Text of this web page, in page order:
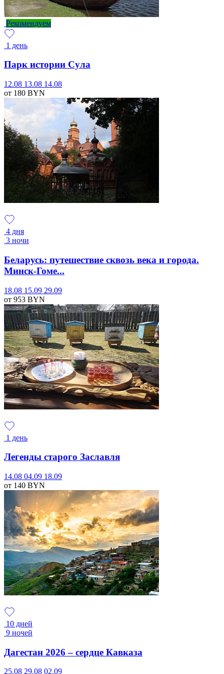
Рекомендуем
1 день
Парк истории Сула
12.08 13.08 14.08
от 180 BYN
4 дня
3 ночи
Беларусь: путешествие сквозь века и города.
Минск-Гоме...
18.08 15.09 29.09
от 953 BYN
1 день
Легенды старого Заславля
14.08 04.09 18.09
от 140 BYN
10 дней
9 ночей
Дагестан 2026 – сердце Кавказа
25.08 29.08 02.09